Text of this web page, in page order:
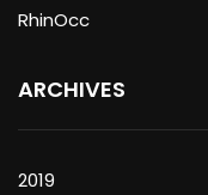
RhinOcc
ARCHIVES
2019